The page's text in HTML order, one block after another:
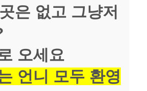
은 없고 그냥저
오세요
언니 모두 환영